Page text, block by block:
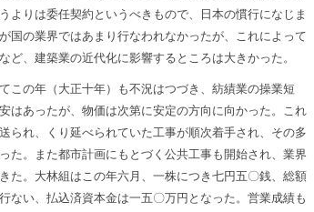
よりは委任契約というべきもので、日本の慣行になじま
国の業界ではあまり行なわれなかったが、これによって
ど、建築業の近代化に影響するところは大きかった。
この年（大正十年）も不況はつづき、紡績業の操業短
はあったが、物価は次第に安定の方向に向かった。これ
られ、くり延べられていた工事が順次着手され、その多
た。また都市計画にもとづく公共工事も開始され、業界
た。大林組はこの年六月、一株につき七円五〇銭、総額
ない、払込済資本金は一五〇万円となった。営業成績も